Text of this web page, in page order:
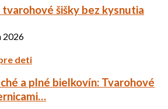
šišky bez kysnutia
2026
deti
a plné bielkovín: Tvarohové